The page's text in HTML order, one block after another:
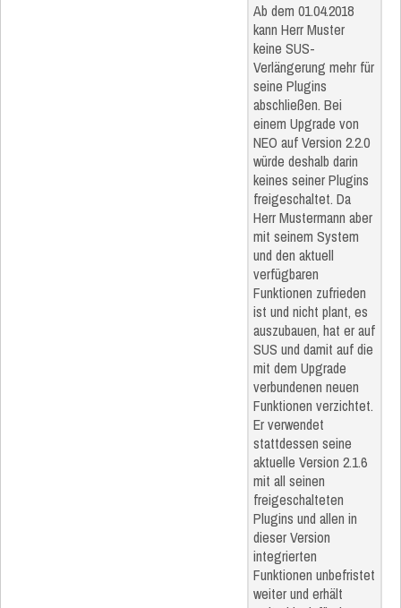
Ab dem 01.04.2018
kann Herr Muster
keine SUS-
Verlängerung mehr für
seine Plugins
abschließen. Bei
einem Upgrade von
NEO auf Version 2.2.0
würde deshalb darin
keines seiner Plugins
freigeschaltet. Da
Herr Mustermann aber
mit seinem System
und den aktuell
verfügbaren
Funktionen zufrieden
ist und nicht plant, es
auszubauen, hat er auf
SUS und damit auf die
mit dem Upgrade
verbundenen neuen
Funktionen verzichtet.
Er verwendet
stattdessen seine
aktuelle Version 2.1.6
mit all seinen
freigeschalteten
Plugins und allen in
dieser Version
integrierten
Funktionen unbefristet
weiter und erhält